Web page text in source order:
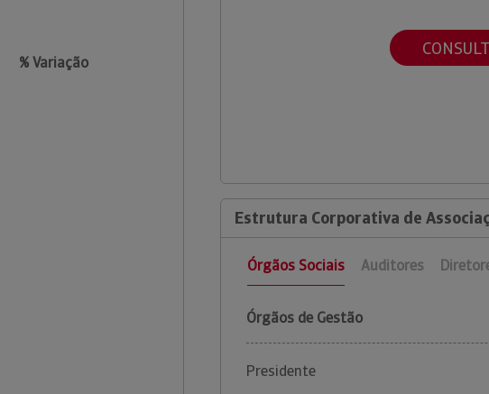
% Variação
Estrutura Corporativa de
Órgãos Sociais Auditores
Órgãos de Gestão
Presidente